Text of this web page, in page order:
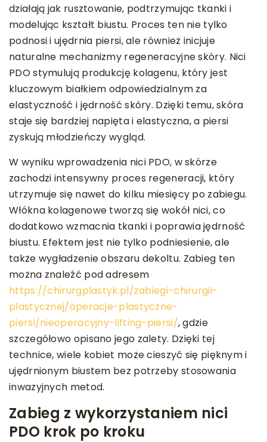
działają jak rusztowanie, podtrzymując tkanki i
modelując kształt biustu. Proces ten nie tylko
podnosi i ujędrnia piersi, ale również inicjuje
naturalne mechanizmy regeneracyjne skóry. Nici
PDO stymulują produkcję kolagenu, który jest
kluczowym białkiem odpowiedzialnym za
elastyczność i jędrność skóry. Dzięki temu, skóra
staje się bardziej napięta i elastyczna, a piersi
zyskują młodzieńczy wygląd.
W wyniku wprowadzenia nici PDO, w skórze
zachodzi intensywny proces regeneracji, który
utrzymuje się nawet do kilku miesięcy po zabiegu.
Włókna kolagenowe tworzą się wokół nici, co
dodatkowo wzmacnia tkanki i poprawia jędrność
biustu. Efektem jest nie tylko podniesienie, ale
także wygładzenie obszaru dekoltu. Zabieg ten
można znaleźć pod adresem
https://chirurgplastyk.pl/zabiegi-chirurgii-
plastycznej/operacje-plastyczne-
piersi/nieoperacyjny-lifting-piersi/, gdzie
szczegółowo opisano jego zalety. Dzięki tej
technice, wiele kobiet może cieszyć się pięknym i
ujędrnionym biustem bez potrzeby stosowania
inwazyjnych metod.
Zabieg z wykorzystaniem nici
PDO krok po kroku